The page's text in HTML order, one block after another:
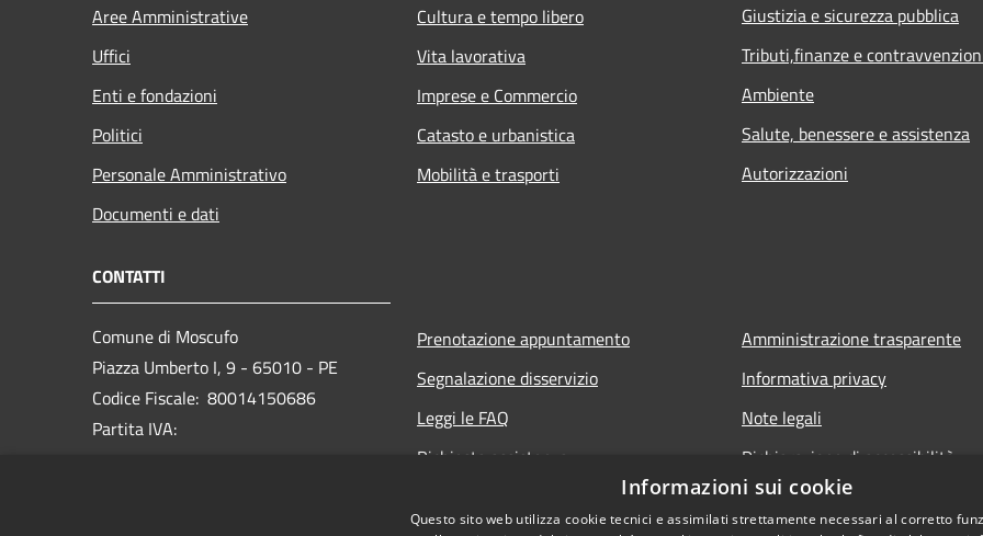
Aree Amministrative
Uffici
Enti e fondazioni
Politici
Personale Amministrativo
Documenti e dati
Cultura e tempo libero
Vita lavorativa
Imprese e Commercio
Catasto e urbanistica
Mobilità e trasporti
Giustizia e sicurezza pubblica
Tributi,finanze e
Ambiente
Salute, benessere e assistenza
Autorizzazioni
CONTATTI
Comune di Moscufo
Piazza Umberto I, 9 - 65010 - PE
Codice Fiscale: 80014150686
Partita IVA:
Prenotazione appuntamento
Segnalazione disservizio
Leggi le FAQ
Richiesta assistenza
Amministrazione trasparente
Informativa privacy
Note legali
Dichiarazione di accessibilità
Informazioni sui cookie
Questo sito web utilizza cookie tecnici e assimilati strettamente necessari al corretto